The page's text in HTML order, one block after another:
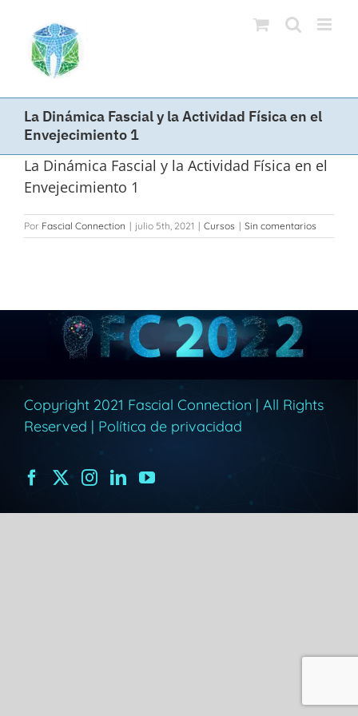
contenido
La Dinámica Fascial y la Actividad Física en el
Envejecimiento 1
La Dinámica Fascial y la Actividad Física en el
Envejecimiento 1
Por Fascial Connection | julio 5th, 2021 | Cursos | Sin comentarios
Copyright 2021 Fascial Connection | All Rights
Reserved | Política de privacidad